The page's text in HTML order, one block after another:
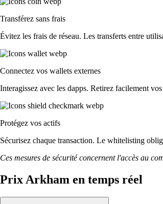
Transférez sans frais
Évitez les frais de réseau. Les transferts entre
Connectez vos wallets externes
Interagissez avec les dapps. Retirez facilement
Protégez vos actifs
Sécurisez chaque transaction. Le whitelisting
Ces mesures de sécurité concernent l'accès au
Prix Arkham en temps réel